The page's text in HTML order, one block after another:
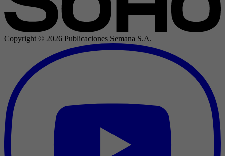
Copyright © 2026 Publicaciones Semana S.A.